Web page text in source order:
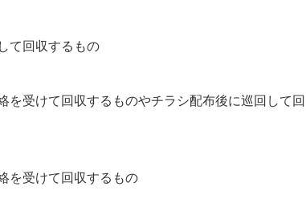
て回収するもの
受けて回収するものやチラシ配布後に巡回して回
を受けて回収するもの